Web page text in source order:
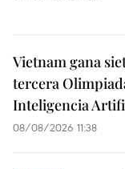
Vietnam gana
tercera
Inteligencia
08/08/2026 11:38